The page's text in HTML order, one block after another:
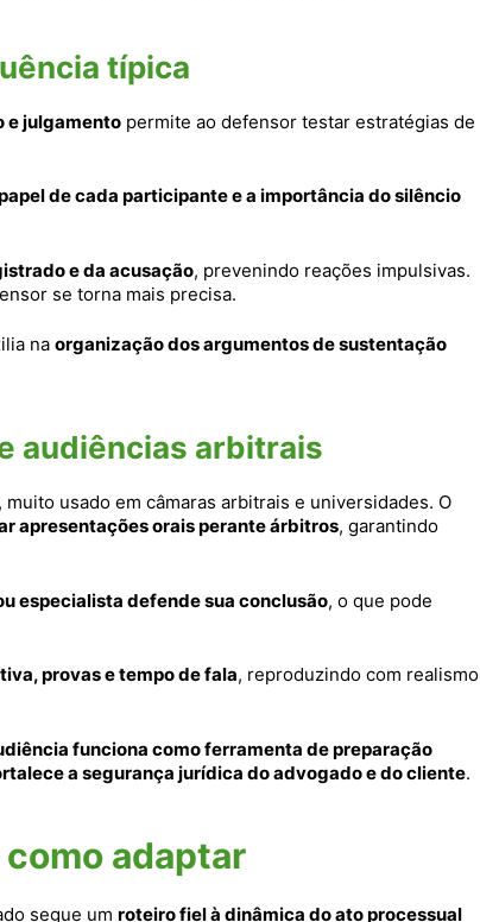
típica
e julgamento permite ao defensor testar estratégias de
de cada participante e a importância do silêncio
e da acusação, prevenindo reações impulsivas.
se torna mais precisa.
na organização dos argumentos de sustentação
audiências arbitrais
, muito usado em câmaras arbitrais e universidades. O
apresentações orais perante árbitros, garantindo
especialista defende sua conclusão, o que pode
provas e tempo de fala, reproduzindo com realismo
funciona como ferramenta de preparação
a segurança jurídica do advogado e do cliente.
adaptar
segue um roteiro fiel à dinâmica do ato processual